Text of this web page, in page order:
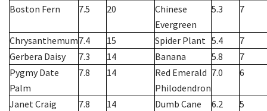
Boston Fern
7.5 20
Chinese
Evergreen
5.3 7
Chrysanthemum7.4 15 Spider Plant 5.4
7
Gerbera Daisy
7.3 14 Banana 5.8
7
Pygmy Date
Palm
7.8 14
Red Emerald
Philodendron
7.0 6
Janet Craig 7.8 14
Dumb Cane
6.2 5